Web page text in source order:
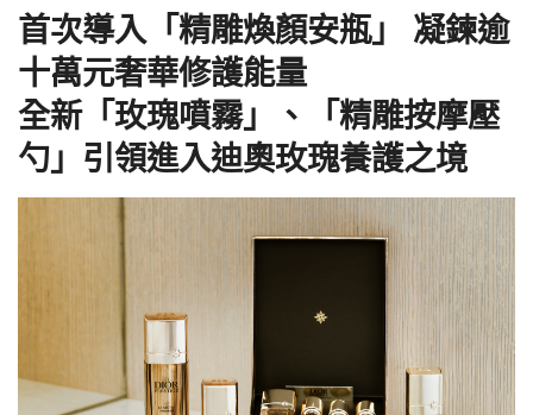
首次導入「精雕煥顏安瓶」 凝鍊逾
十萬元奢華修護能量
全新「玫瑰噴霧」、「精雕按摩壓
勺」引領進入迪奧玫瑰養護之境